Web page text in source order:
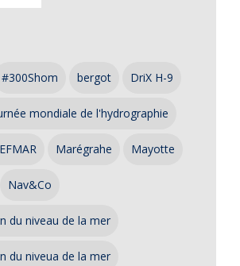
#300Shom bergot DriX H-9
mondiale de l'hydrographie
Marégrahe Mayotte
Nav&Co
du niveau de la mer
du niveua de la mer